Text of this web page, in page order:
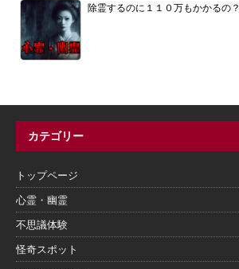
除霊するのに１１０万もかかるの？
カテゴリー
トップページ
心霊・幽霊
不思議体験
怪奇スポット